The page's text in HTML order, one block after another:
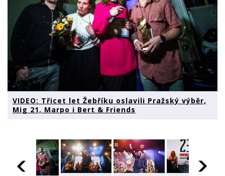
VIDEO: Třicet let Žebříku oslavili Pražský výběr,
Mig 21, Marpo i Bert & Friends